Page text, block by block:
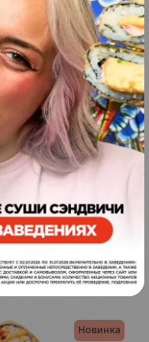
Новинка
ЗАКАЗАТЬ
Новинка